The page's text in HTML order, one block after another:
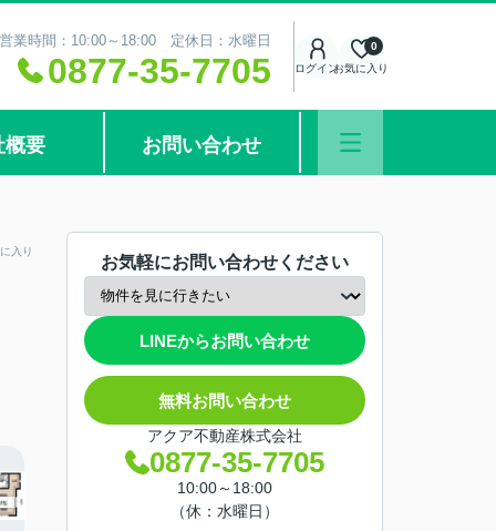
営業時間：10:00～18:00 定休日：水曜日
0877-35-7705 ログインお気に入り
0
概要 お問い合わせ
入り
お気軽にお問い合わせください
LINEからお問い合わせ
無料お問い合わせ
アクア不動産株式会社
0877-35-7705
10:00～18:00
（休：水曜日）